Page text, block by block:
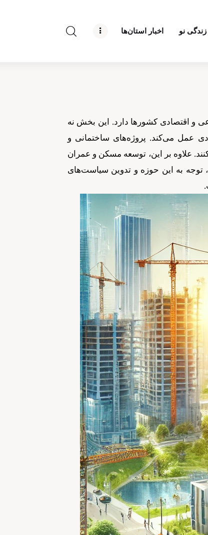
زندگی نو اخبار استان‌ها
و اقتصادی کشورها دارد. این بخش نه
عمل می‌کند. پروژه‌های ساختمانی و
علاوه بر این، توسعه مسکن و عمران
توجه به این حوزه و تدوین سیاست‌های
درباره راه‌ نو نیوز
تبلیغات راه نو نیوز
آوین دیلی